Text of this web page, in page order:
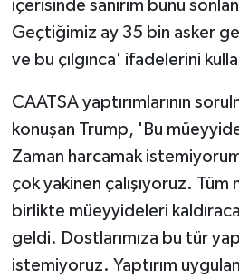
içerisinde sanırım bunu
Geçtiğimiz ay 35 bin asker
ve bu çılgınca' ifadelerini
CAATSA yaptırımlarının
konuşan Trump, 'Bu
Zaman harcamak
çok yakinen çalışıyoruz. Tüm
birlikte müeyyideleri
geldi. Dostlarımıza bu tür
istemiyoruz. Yaptırım